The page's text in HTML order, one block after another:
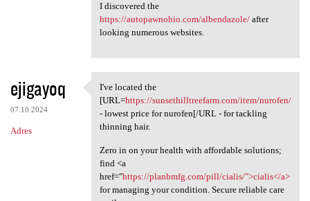
I discovered the
https://autopawnohio.com/albendazole/after
looking numerous websites.
ejigayoq
07.10.2024
Adres
I've located the [URL=https:/
I've located the
[URL=https://sunsethilltreefarm.com/item/nurofen/
- lowest price for nurofen[/URL - for tackling
thinning hair.
Zero in on your health with affordable solutions;
find <a
href="https://planbmfg.com/pill/cialis/">cialis</a>
for managing your condition. Secure reliable care